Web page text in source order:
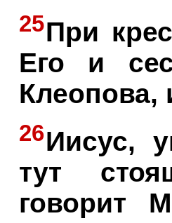
25При
Его и
Клеопова,
26Иисус,
тут
говорит